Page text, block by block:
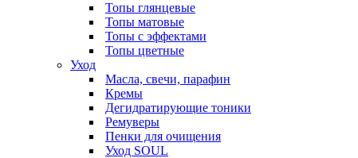
Топы глянцевые
Топы матовые
Топы с эффектами
Топы цветные
Уход
Масла, свечи, парафин
Кремы
Дегидратирующие тоники
Ремуверы
Пенки для очищения
Уход SOUL